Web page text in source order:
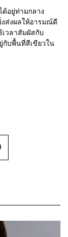
ด้อยู่ท่ามกลาง
ส่งผลให้อารมณ์ดี
วลาสัมผัสกับ
กับพื้นที่สีเขียวใน